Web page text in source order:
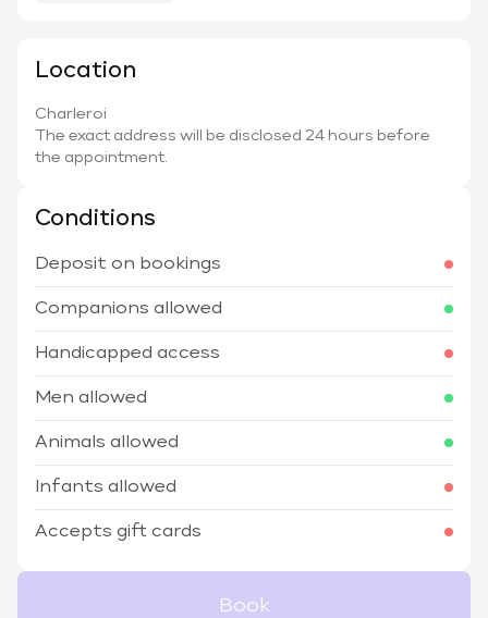
Location
Charleroi
The exact address will be disclosed 24 hours before
the appointment.
Conditions
Deposit on bookings
Companions allowed
Handicapped access
Men allowed
Animals allowed
Infants allowed
Accepts gift cards
Book